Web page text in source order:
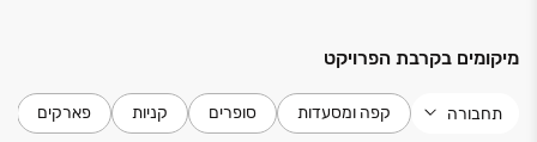
המקיפים את הבניין, דרך חצר הדיירים הפרטית בה תוכלו
לציין אירועים משפחתיים ועד מועדון הדיירים בו הילדים ייהנו
ממרחב משחקים משותף.
מיקומים בקרבת הפרויקט
תחבורה קפה ומסעדות סופרים קניות פארקים